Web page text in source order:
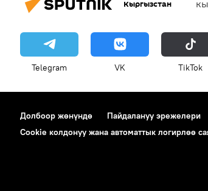
Кыргызстан
Telegram VK ТikТоk
Долбоор жөнүндө Пайдалануу эрежелери
Cookie колдонуу жана автоматтык логирлөө